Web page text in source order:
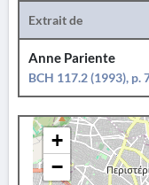
Extrait de
Anne Pariente
BCH 117.2 (1993), p.
+
−